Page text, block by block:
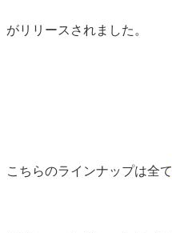
がリリースされました。
こちらのラインナップは全て